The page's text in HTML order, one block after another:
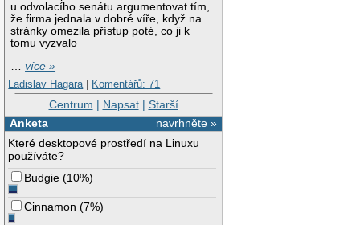
u odvolacího senátu argumentovat tím,
že firma jednala v dobré víře, když na
stránky omezila přístup poté, co ji k
tomu vyzvalo
…více »
Ladislav Hagara | Komentářů: 71
Centrum | Napsat| Starší
navrhněte »
Anketa
Které desktopové prostředí na Linuxu
používáte?
Budgie (10%)
Cinnamon (7%)